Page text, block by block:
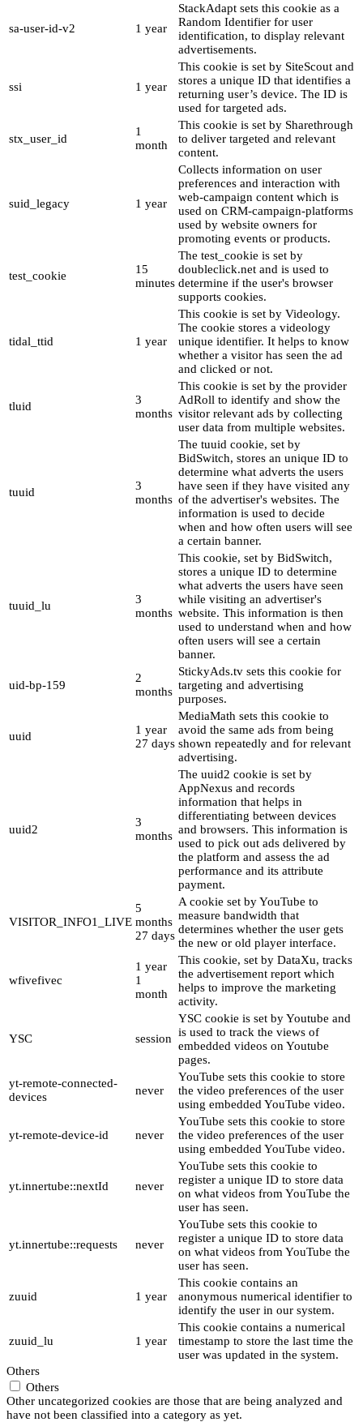
sa-user-id-v2 1 year
StackAdapt sets this cookie as a
Random Identifier for user
identification, to display relevant
advertisements.
ssi 1 year
This cookie is set by SiteScout and
stores a unique ID that identifies a
returning user’s device. The ID is
used for targeted ads.
stx_user_id
1
month
This cookie is set by Sharethrough
to deliver targeted and relevant
content.
suid_legacy 1 year
Collects information on user
preferences and interaction with
web-campaign content which is
used on CRM-campaign-platforms
used by website owners for
promoting events or products.
test_cookie
15
minutes
The test_cookie is set by
doubleclick.net and is used to
determine if the user's browser
supports cookies.
tidal_ttid 1 year
This cookie is set by Videology.
The cookie stores a videology
unique identifier. It helps to know
whether a visitor has seen the ad
and clicked or not.
tluid
3
months
This cookie is set by the provider
AdRoll to identify and show the
visitor relevant ads by collecting
user data from multiple websites.
tuuid
3
months
The tuuid cookie, set by
BidSwitch, stores an unique ID to
determine what adverts the users
have seen if they have visited any
of the advertiser's websites. The
information is used to decide
when and how often users will see
a certain banner.
tuuid_lu
3
months
This cookie, set by BidSwitch,
stores a unique ID to determine
what adverts the users have seen
while visiting an advertiser's
website. This information is then
used to understand when and how
often users will see a certain
banner.
uid-bp-159
2
months
StickyAds.tv sets this cookie for
targeting and advertising
purposes.
uuid
1 year
27 days
MediaMath sets this cookie to
avoid the same ads from being
shown repeatedly and for relevant
advertising.
uuid2
3
months
The uuid2 cookie is set by
AppNexus and records
information that helps in
differentiating between devices
and browsers. This information is
used to pick out ads delivered by
the platform and assess the ad
performance and its attribute
payment.
VISITOR_INFO1_LIVE
5
months
27 days
A cookie set by YouTube to
measure bandwidth that
determines whether the user gets
the new or old player interface.
wfivefivec
1 year
1
month
This cookie, set by DataXu, tracks
the advertisement report which
helps to improve the marketing
activity.
YSC session
YSC cookie is set by Youtube and
is used to track the views of
embedded videos on Youtube
pages.
yt-remote-connected-
devices
never
YouTube sets this cookie to store
the video preferences of the user
using embedded YouTube video.
yt-remote-device-id never
YouTube sets this cookie to store
the video preferences of the user
using embedded YouTube video.
yt.innertube::nextId never
YouTube sets this cookie to
register a unique ID to store data
on what videos from YouTube the
user has seen.
yt.innertube::requests never
YouTube sets this cookie to
register a unique ID to store data
on what videos from YouTube the
user has seen.
zuuid 1 year
This cookie contains an
anonymous numerical identifier to
identify the user in our system.
zuuid_lu 1 year
This cookie contains a numerical
timestamp to store the last time the
user was updated in the system.
Others
Others
Other uncategorized cookies are those that are being analyzed and
have not been classified into a category as yet.